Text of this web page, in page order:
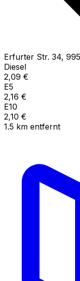
Erfurter Str. 34,
Diesel
2,09 €
E5
2,16 €
E10
2,10 €
1.5 km entfernt